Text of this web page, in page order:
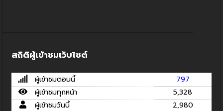
สถิติผู้เข้าชมเว็บไซต์
ผู้เข้าชมตอนนี้
797
ผู้เข้าชมทุกหน้า
5,328
ผู้เข้าชมวันนี้
2,980